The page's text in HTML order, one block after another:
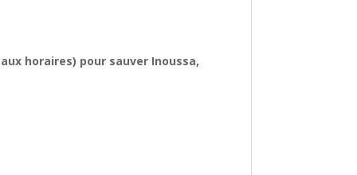
horaires) pour sauver Inoussa,